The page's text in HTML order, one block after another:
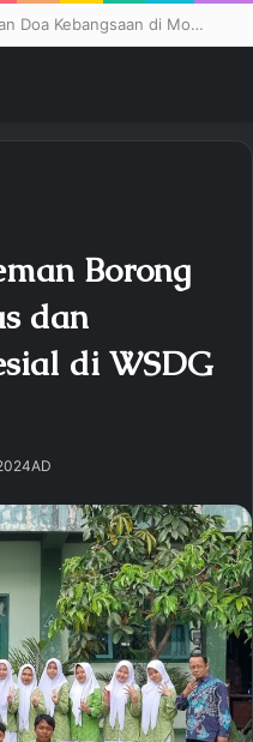
100.000 Jemaah Hadiri Zikir dan Doa Kebangsaan di Monas, Wujud Syukur atas Kemerdekaan Indonesia
Borong
dan
di WSDG